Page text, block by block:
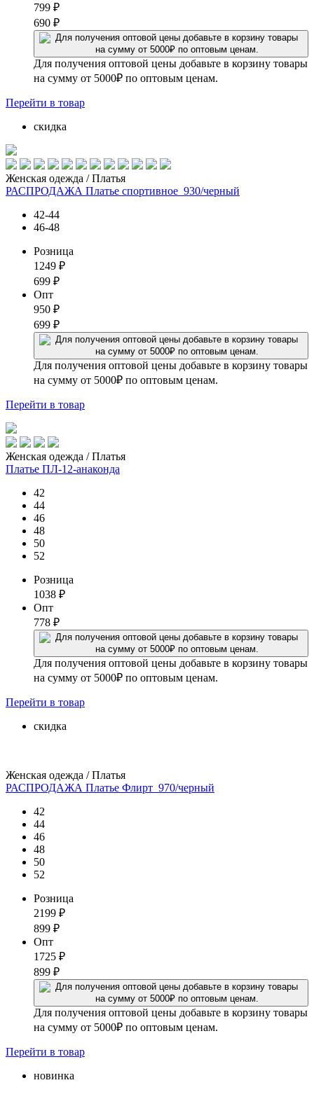
799 ₽
690 ₽
Для получения оптовой цены добавьте в корзину товары
на сумму от 5000₽ по оптовым ценам.
Перейти в товар
скидка
Женская одежда / Платья
РАСПРОДАЖА Платье спортивное_930/черный
42-44
46-48
Розница
1249 ₽
699 ₽
Опт
950 ₽
699 ₽
Для получения оптовой цены добавьте в корзину товары
на сумму от 5000₽ по оптовым ценам.
Перейти в товар
Женская одежда / Платья
Платье ПЛ-12-анаконда
42
44
46
48
50
52
Розница
1038 ₽
Опт
778 ₽
Для получения оптовой цены добавьте в корзину товары
на сумму от 5000₽ по оптовым ценам.
Перейти в товар
скидка
Женская одежда / Платья
РАСПРОДАЖА Платье Флирт_970/черный
42
44
46
48
50
52
Розница
2199 ₽
899 ₽
Опт
1725 ₽
899 ₽
Для получения оптовой цены добавьте в корзину товары
на сумму от 5000₽ по оптовым ценам.
Перейти в товар
новинка